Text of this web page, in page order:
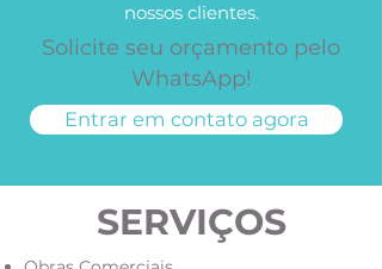
nossos clientes.
Solicite seu orçamento pelo
WhatsApp!
Entrar em contato agora
SERVIÇOS